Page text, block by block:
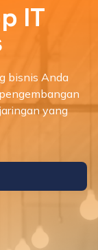
IT
bisnis Anda
yang